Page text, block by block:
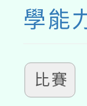
學能
比賽